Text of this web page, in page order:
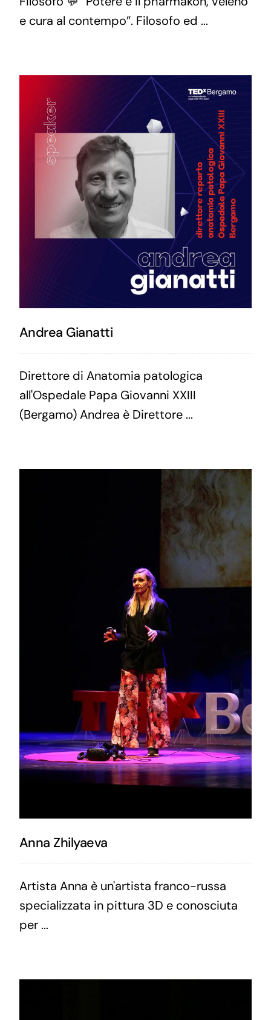
e cura al contempo”. Filosofo ed ...
Andrea Gianatti
Direttore di Anatomia patologica
all'Ospedale Papa Giovanni XXIII
(Bergamo) Andrea è Direttore ...
Anna Zhilyaeva
Artista Anna è un'artista franco-russa
specializzata in pittura 3D e conosciuta
per ...